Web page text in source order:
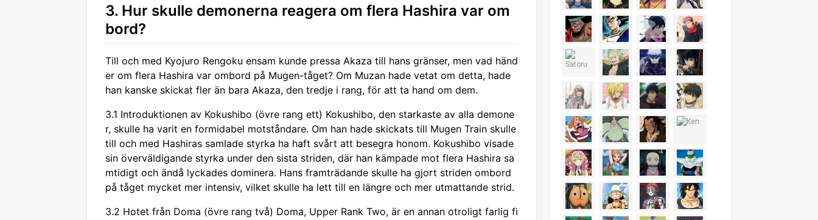
3. Hur skulle demonerna reagera om flera Hashira var om
bord?
Till och med Kyojuro Rengoku ensam kunde pressa Akaza till hans gränser, men vad händ
er om flera Hashira var ombord på Mugen-tåget? Om Muzan hade vetat om detta, hade
han kanske skickat fler än bara Akaza, den tredje i rang, för att ta hand om dem.
3.1 Introduktionen av Kokushibo (övre rang ett) Kokushibo, den starkaste av alla demone
r, skulle ha varit en formidabel motståndare. Om han hade skickats till Mugen Train skulle
till och med Hashiras samlade styrka ha haft svårt att besegra honom. Kokushibo visade
sin överväldigande styrka under den sista striden, där han kämpade mot flera Hashira sa
mtidigt och ändå lyckades dominera. Hans framträdande skulle ha gjort striden ombord
på tåget mycket mer intensiv, vilket skulle ha lett till en längre och mer utmattande strid.
3.2 Hotet från Doma (övre rang två) Doma, Upper Rank Two, är en annan otroligt farlig fi